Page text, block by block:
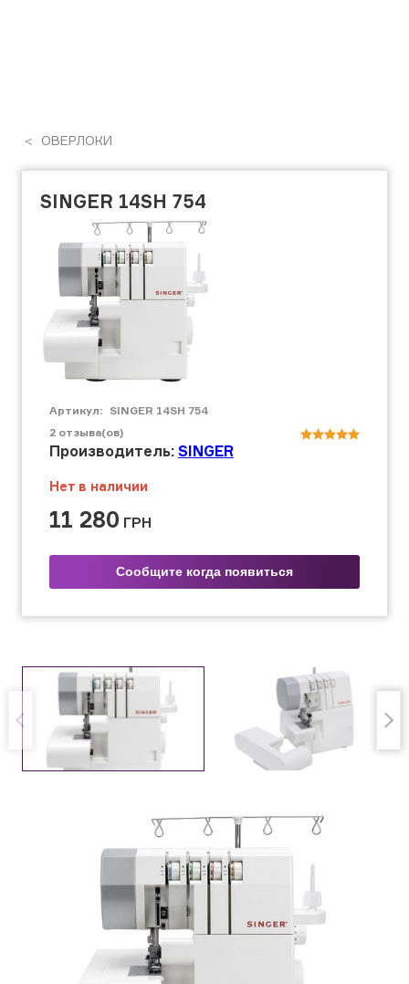
ОВЕРЛОКИ
SINGER 14SH 754
Артикул: SINGER 14SH 754
2 отзыва(ов)
Производитель: SINGER
Нет в наличии
11 280 ГРН
Сообщите когда появиться